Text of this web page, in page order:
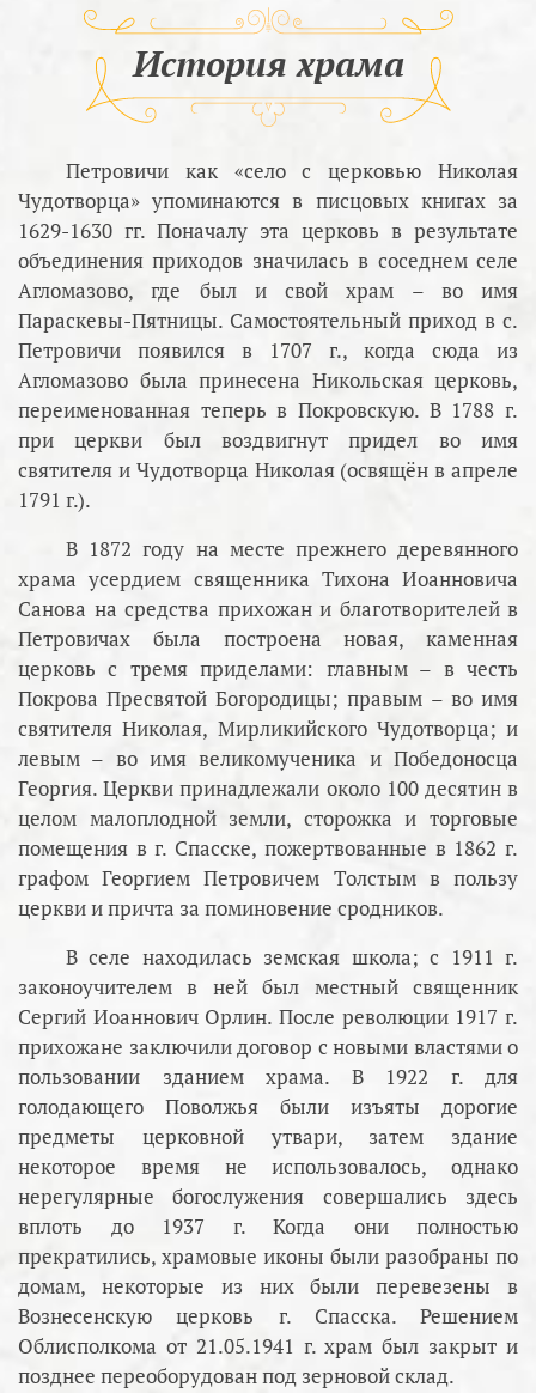
История храма
Петровичи как «село с церковью Николая
Чудотворца» упоминаются в писцовых книгах за
1629-1630 гг. Поначалу эта церковь в результате
объединения приходов значилась в соседнем селе
Агломазово, где был и свой храм – во имя
Параскевы-Пятницы. Самостоятельный приход в с.
Петровичи появился в 1707 г., когда сюда из
Агломазово была принесена Никольская церковь,
переименованная теперь в Покровскую. В 1788 г.
при церкви был воздвигнут придел во имя
святителя и Чудотворца Николая (освящён в апреле
1791 г.).
В 1872 году на месте прежнего деревянного
храма усердием священника Тихона Иоанновича
Санова на средства прихожан и благотворителей в
Петровичах была построена новая, каменная
церковь с тремя приделами: главным – в честь
Покрова Пресвятой Богородицы; правым – во имя
святителя Николая, Мирликийского Чудотворца; и
левым – во имя великомученика и Победоносца
Георгия. Церкви принадлежали около 100 десятин в
целом малоплодной земли, сторожка и торговые
помещения в г. Спасске, пожертвованные в 1862 г.
графом Георгием Петровичем Толстым в пользу
церкви и причта за поминовение сродников.
В селе находилась земская школа; с 1911 г.
законоучителем в ней был местный священник
Сергий Иоаннович Орлин. После революции 1917 г.
прихожане заключили договор с новыми властями о
пользовании зданием храма. В 1922 г. для
голодающего Поволжья были изъяты дорогие
предметы церковной утвари, затем здание
некоторое время не использовалось, однако
нерегулярные богослужения совершались здесь
вплоть до 1937 г. Когда они полностью
прекратились, храмовые иконы были разобраны по
домам, некоторые из них были перевезены в
Вознесенскую церковь г. Спасска. Решением
Облисполкома от 21.05.1941 г. храм был закрыт и
позднее переоборудован под зерновой склад.